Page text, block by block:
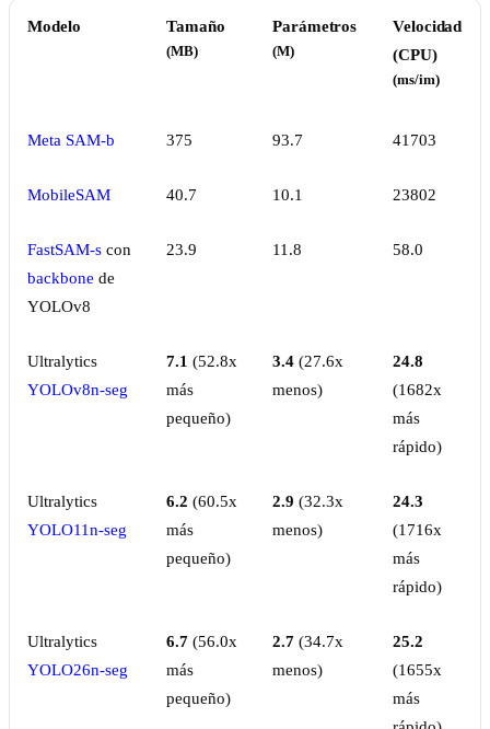
Modelo Tamaño
(MB)
Parámetros
(M)
Velocidad
(CPU)
(ms/im)
Meta SAM-b 375 93.7 41703
MobileSAM 40.7 10.1 23802
FastSAM-s con
backbone de
YOLOv8
23.9 11.8 58.0
Ultralytics
YOLOv8n-seg
7.1 (52.8x
más
pequeño)
3.4 (27.6x
menos)
24.8
(1682x
más
rápido)
Ultralytics
YOLO11n-seg
6.2 (60.5x
más
pequeño)
2.9 (32.3x
menos)
24.3
(1716x
más
rápido)
Ultralytics
YOLO26n-seg
6.7 (56.0x
más
pequeño)
2.7 (34.7x
menos)
25.2
(1655x
más